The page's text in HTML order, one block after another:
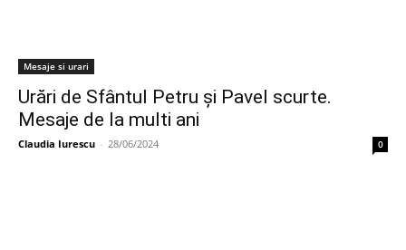
Mesaje si urari
Urări de Sfântul Petru și Pavel scurte.
Mesaje de la multi ani
Claudia Iurescu - 28/06/2024 0